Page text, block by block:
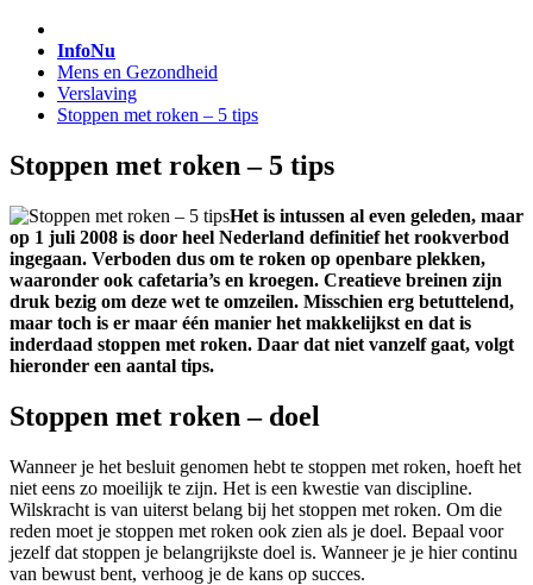
InfoNu
Mens en Gezondheid
Verslaving
Stoppen met roken – 5 tips
Stoppen met roken – 5 tips
Het is intussen al even geleden, maar
op 1 juli 2008 is door heel Nederland definitief het rookverbod
ingegaan. Verboden dus om te roken op openbare plekken,
waaronder ook cafetaria’s en kroegen. Creatieve breinen zijn
druk bezig om deze wet te omzeilen. Misschien erg betuttelend,
maar toch is er maar één manier het makkelijkst en dat is
inderdaad stoppen met roken. Daar dat niet vanzelf gaat, volgt
hieronder een aantal tips.
Stoppen met roken – doel
Wanneer je het besluit genomen hebt te stoppen met roken, hoeft het
niet eens zo moeilijk te zijn. Het is een kwestie van discipline.
Wilskracht is van uiterst belang bij het stoppen met roken. Om die
reden moet je stoppen met roken ook zien als je doel. Bepaal voor
jezelf dat stoppen je belangrijkste doel is. Wanneer je je hier continu
van bewust bent, verhoog je de kans op succes.